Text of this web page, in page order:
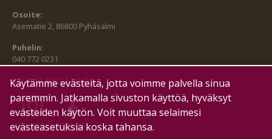
Osoite:
Asematie 2, 86800 Pyhäsalmi
Puhelin:
040 772 0231
SEURAA MEITÄ MYÖS:
HALLITSE EVÄSTEITÄ
Käytämme evästeitä, jotta voimme palvella sinua
paremmin. Jatkamalla sivuston käyttöä, hyväksyt
evästeiden käytön. Voit muuttaa selaimesi
evästeasetuksia koska tahansa.